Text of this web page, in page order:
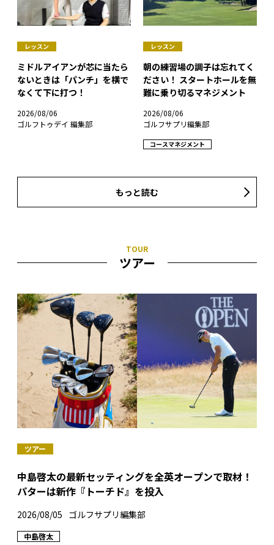
レッスン
ミドルアイアンが芯に当たら
ないときは「パンチ」を横で
なくて下に打つ！
2026/08/06
ゴルフトゥデイ 編集部
レッスン
朝の練習場の調子は忘れてく
ださい！ スタートホールを無
難に乗り切るマネジメント
2026/08/06
ゴルフサプリ編集部
コースマネジメント
もっと読む
ツアー
ツアー
中島啓太の最新セッティングを全英オープンで取材！
パターは新作『トーチド』を投入
2026/08/05 ゴルフサプリ編集部
中島啓太